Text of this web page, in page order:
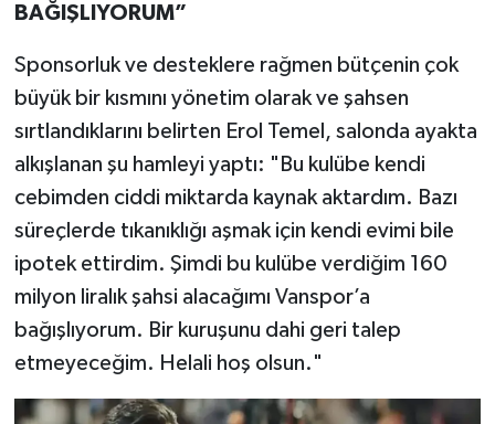
BAĞIŞLIYORUM”
Sponsorluk ve desteklere rağmen bütçenin çok
büyük bir kısmını yönetim olarak ve şahsen
sırtlandıklarını belirten Erol Temel, salonda ayakta
alkışlanan şu hamleyi yaptı: "Bu kulübe kendi
cebimden ciddi miktarda kaynak aktardım. Bazı
süreçlerde tıkanıklığı aşmak için kendi evimi bile
ipotek ettirdim. Şimdi bu kulübe verdiğim 160
milyon liralık şahsi alacağımı Vanspor’a
bağışlıyorum. Bir kuruşunu dahi geri talep
etmeyeceğim. Helali hoş olsun."